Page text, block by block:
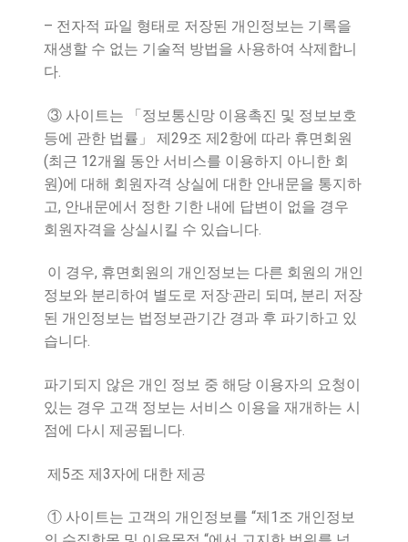
– 전자적 파일 형태로 저장된 개인정보는 기록을
재생할 수 없는 기술적 방법을 사용하여 삭제합니
다.
③ 사이트는 「 정보통신망 이용촉진 및 정보보호
등에 관한 법률 」 제 29조 제 2항에 따라 휴면회원
(최근 12개월 동안 서비스를 이용하지 아니한 회
원)에 대해 회원자격 상실에 대한 안내문을 통지하
고, 안내문에서 정한 기한 내에 답변이 없을 경우
회원자격을 상실시킬 수 있습니다.
이 경우, 휴면회원의 개인정보는 다른 회원의 개인
정보와 분리하여 별도로 저장·관리 되며, 분리 저장
된 개인정보는 법정보관기간 경과 후 파기하고 있
습니다.
파기되지 않은 개인 정보 중 해당 이용자의 요청이
있는 경우 고객 정보는 서비스 이용을 재개하는 시
점에 다시 제공됩니다.
제 5조 제 3자에 대한 제공
① 사이트는 고객의 개인정보를 “제 1 조 개인정보